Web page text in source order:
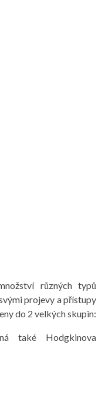
různých typů
projevy a přístupy
do 2 velkých skupin:
také Hodgkinova